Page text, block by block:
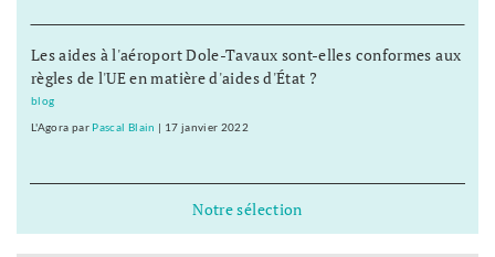
Les aides à l'aéroport Dole-Tavaux sont-elles conformes aux
règles de l'UE en matière d'aides d'État ?
blog
L'Agora par Pascal Blain 17 janvier 2022
Notre sélection